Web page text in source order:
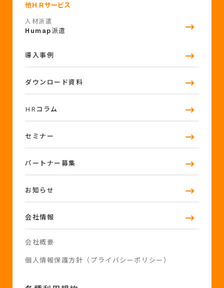
他ＨＲサービス
人材派遣
Humap 派遣
導入事例
ダウンロード資料
HRコラム
セミナー
パートナー募集
お知らせ
会社情報
会社概要
個人情報保護方針（プライバシーポリシー）